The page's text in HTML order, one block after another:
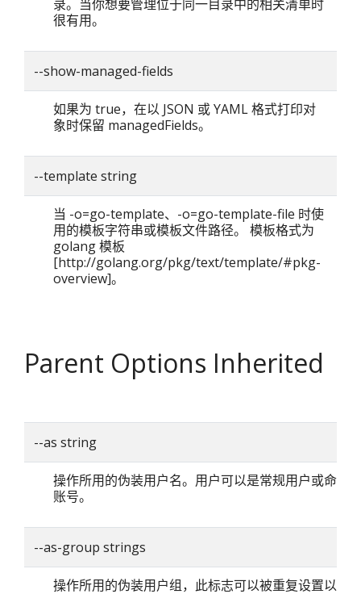
录。当你想要管理位于同一目录中的相关清单时
很有用。
--show-managed-fields
如果为 true，在以 JSON 或 YAML 格式打印对
象时保留 managedFields。
--template string
当 -o=go-template、-o=go-template-file 时使
用的模板字符串或模板文件路径。 模板格式为
golang 模板
[http://golang.org/pkg/text/template/#pkg-
overview]。
Parent Options Inherited
--as string
操作所用的伪装用户名。用户可以是常规用户或命名
账号。
--as-group strings
操作所用的伪装用户组，此标志可以被重复设置以指